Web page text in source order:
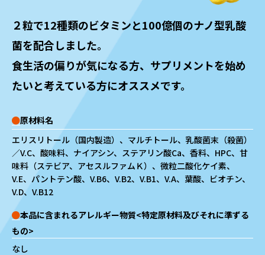
２粒で12種類のビタミンと100億個のナノ型乳酸
菌を配合しました。
食生活の偏りが気になる方、サプリメントを始め
たいと考えている方にオススメです。
原材料名
エリスリトール（国内製造）、マルチトール、乳酸菌末（殺菌）
／V.C、酸味料、ナイアシン、ステアリン酸Ca、香料、HPC、甘
味料（ステビア、アセスルファムＫ）、微粒二酸化ケイ素、
V.E、パントテン酸、V.B6、V.B2、V.B1、V.A、葉酸、ビオチン、
V.D、V.B12
本品に含まれるアレルギー物質<特定原材料及びそれに準ずる
もの>
なし